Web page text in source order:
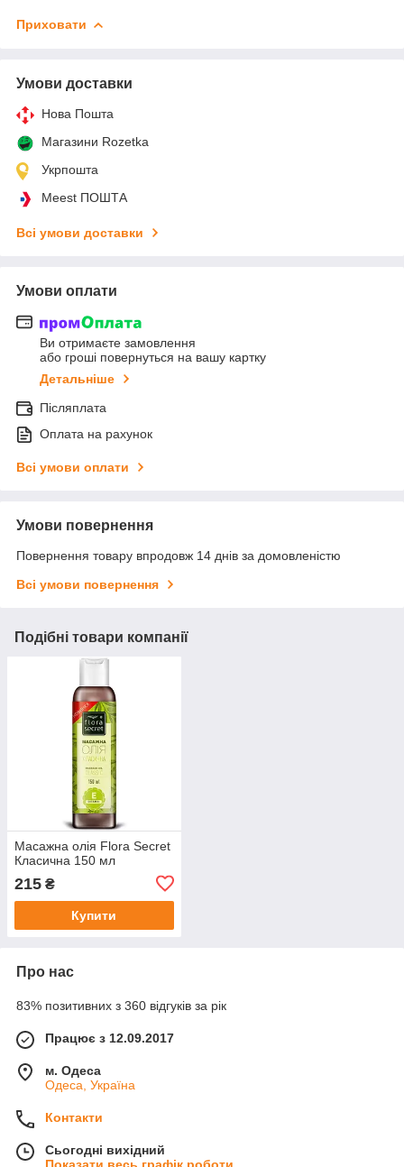
Приховати
Умови доставки
Нова Пошта
Магазини Rozetka
Укрпошта
Meest ПОШТА
Всі умови доставки
Умови оплати
Ви отримаєте замовлення
або гроші повернуться на вашу картку
Детальніше
Післяплата
Оплата на рахунок
Всі умови оплати
Умови повернення
Повернення товару впродовж 14 днів за домовленістю
Всі умови повернення
Подібні товари компанії
Масажна олія Flora Secret
Класична 150 мл
215 ₴
Купити
Про нас
83% позитивних з 360 відгуків за рік
Працює з 12.09.2017
м. Одеса
Одеса, Україна
Контакти
Сьогодні вихідний